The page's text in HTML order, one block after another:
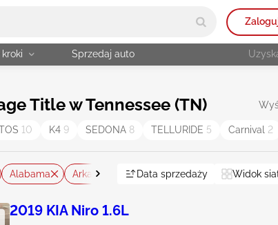
Sprzedaj auto
Title w Tennessee (TN)
10 K4 9 SEDONA 8 TELLURIDE 5 Carnival 2
Alabama Arkansas Georgia Kentucky
Data sprzedaży Widok
2019 KIA Niro 1.6L